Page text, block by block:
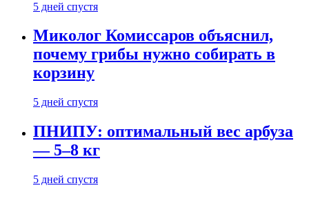
5 дней спустя
Миколог Комиссаров объяснил,
почему грибы нужно собирать в
корзину
5 дней спустя
ПНИПУ: оптимальный вес арбуза
— 5–8 кг
5 дней спустя